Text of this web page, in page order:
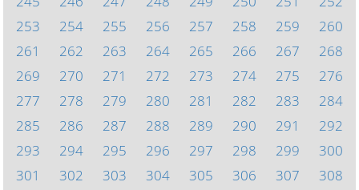
253
254 255 256 257 258 259
260
261
262 263 264 265 266 267
268
269
270 271 272 273 274 275
276
277
278 279 280 281 282 283
284
285
286 287 288 289 290 291
292
293
294 295 296 297 298 299
300
301
302 303 304 305 306 307
308